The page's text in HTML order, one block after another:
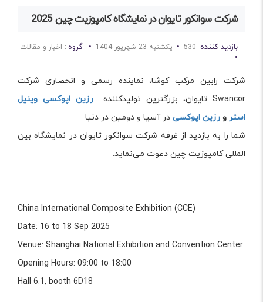
شرکت سوانکور تایوان در نمایشگاه کامپوزیت چین 2025
بازدید کننده • يكشنبه 23 شهریور 1404 • گروه : اخبار و مقالات
•
شرکت رابین مرکب کوشا، نماینده رسمی و انحصاری شرکت
Swancor تایوان، بزرگترین تولیدکننده
رزین اپوکسی وینیل
استر و رزین اپوکسی در آسیا و دومین در دنیا
شما را به بازدید از غرفه شرکت سوانکور تایوان در نمایشگاه بین
المللی کامپوزیت چین دعوت می‌نماید.
China International Composite Exhibition (CCE)
Date: 16 to 18 Sep 2025
Venue: Shanghai National Exhibition and Convention Center
Opening Hours: 09:00 to 18:00
Hall 6.1, booth 6D18